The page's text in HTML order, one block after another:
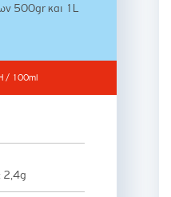
500gr και 1L
/ 100ml
2,4g